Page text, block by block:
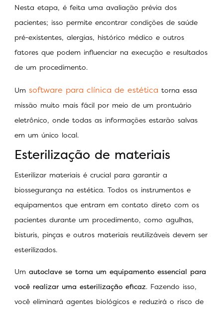
Nesta etapa, é feita uma avaliação prévia dos
pacientes; isso permite encontrar condições de saúde
pré-existentes, alergias, histórico médico e outros
fatores que podem influenciar na execução e resultados
de um procedimento.
Um software para clínica de estética torna essa
missão muito mais fácil por meio de um prontuário
eletrônico, onde todas as informações estarão salvas
em um único local.
Esterilização de materiais
Esterilizar materiais é crucial para garantir a
biossegurança na estética. Todos os instrumentos e
equipamentos que entram em contato direto com os
pacientes durante um procedimento, como agulhas,
bisturis, pinças e outros materiais reutilizáveis devem ser
esterilizados.
Um autoclave se torna um equipamento essencial para
você realizar uma esterilização eficaz. Fazendo isso,
você eliminará agentes biológicos e reduzirá o risco de